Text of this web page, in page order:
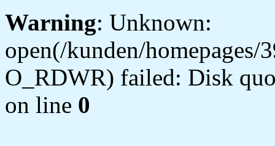
Warning: Unknown:
open(/kunden/
O_RDWR) failed: Disk
on line 0